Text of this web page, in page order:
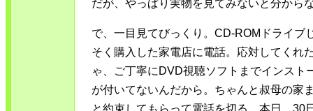
だが、やっぱり実物を見てみないと分から
で、一目見てびっくり。CD-ROMドライ
そく購入した家電店に電話。応対してくれ
ゃ、ご丁寧にDVD視聴ソフトまでインス
が付いてないんだから。ちゃんと叔母の家